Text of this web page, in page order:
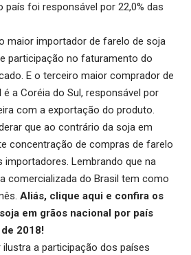
país foi responsável por 22,0% das
maior importador de farelo de soja
participação no faturamento do
E o terceiro maior comprador de
a Coréia do Sul, responsável por
com a exportação do produto.
que ao contrário da soja em
concentração de compras de farelo
importadores. Lembrando que na
comercializada do Brasil tem como
Aliás, clique aqui e confira os
em grãos nacional por país
2018!
ilustra a participação dos países